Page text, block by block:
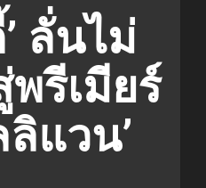
ลั่นไม่
รีเมียร์
แวน’